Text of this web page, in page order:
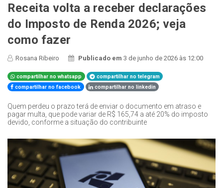
Receita volta a receber declarações
do Imposto de Renda 2026; veja
como fazer
Rosana Ribeiro Publicado em3 de junho de 2026 às 12:00
compartilhar no whatsapp
compartilhar no telegram
compartilhar no facebook
compartilhar no linkedin
Quem perdeu o prazo terá de enviar o documento em atraso e
pagar multa, que pode variar de R$ 165,74 a até 20% do imposto
devido, conforme a situação do contribuinte